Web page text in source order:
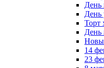
День
День
Торт
День
14
23